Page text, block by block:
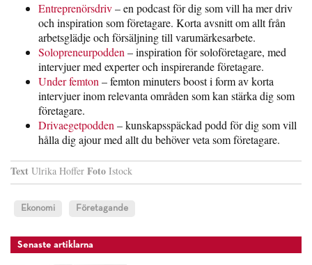
Entreprenörsdriv– en podcast för dig som vill ha mer driv
och inspiration som företagare. Korta avsnitt om allt från
arbetsglädje och försäljning till varumärkesarbete.
Solopreneurpodden– inspiration för soloföretagare, med
intervjuer med experter och inspirerande företagare.
Under femton– femton minuters boost i form av korta
intervjuer inom relevanta områden som kan stärka dig som
företagare.
Drivaegetpodden– kunskapsspäckad podd för dig som vill
hålla dig ajour med allt du behöver veta som företagare.
Text Ulrika Hoffer Foto Istock
Ekonomi Företagande
Senaste artiklarna